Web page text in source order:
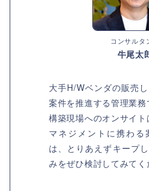
コンサルタ
牛尾太
大手H/Wベンダの販売
案件を推進する管理業務
構築現場へのオンサイト
マネジメントに携わる
は、とりあえずキープ
みをぜひ検討してみてく